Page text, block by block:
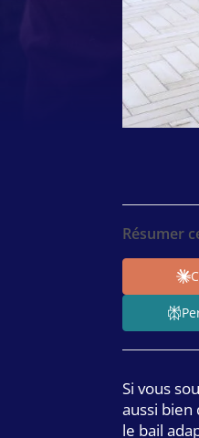
Résumer
Si vous
aussi bien
le bail